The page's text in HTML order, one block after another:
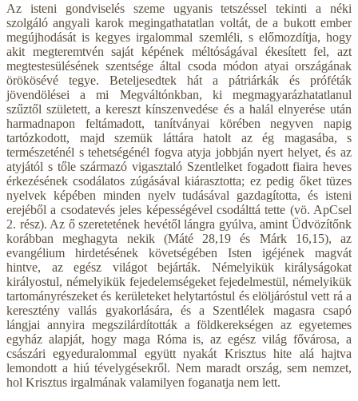
Az isteni gondviselés szeme ugyanis tetszéssel tekinti a néki
szolgáló angyali karok megingathatatlan voltát, de a bukott ember
megújhodását is kegyes irgalommal szemléli, s előmozdítja, hogy
akit megteremtvén saját képének méltóságával ékesített fel, azt
megtestesülésének szentsége által csoda módon atyai országának
örökösévé tegye. Beteljesedtek hát a pátriárkák és próféták
jövendölései a mi Megváltónkban, ki megmagyarázhatatlanul
szűztől született, a kereszt kínszenvedése és a halál elnyerése után
harmadnapon feltámadott, tanítványai körében negyven napig
tartózkodott, majd szemük láttára hatolt az ég magasába, s
természeténél s tehetségénél fogva atyja jobbján nyert helyet, és az
atyjától s tőle származó vigasztaló Szentlelket fogadott fiaira heves
érkezésének csodálatos zúgásával kiárasztotta; ez pedig őket tüzes
nyelvek képében minden nyelv tudásával gazdagította, és isteni
erejéből a csodatevés jeles képességével csodálttá tette (vö. ApCsel
2. rész). Az ő szeretetének hevétől lángra gyúlva, amint Üdvözítőnk
korábban meghagyta nekik (Máté 28,19 és Márk 16,15), az
evangélium hirdetésének követségében Isten igéjének magvát
hintve, az egész világot bejárták. Némelyikük királyságokat
királyostul, némelyikük fejedelemségeket fejedelmestül, némelyikük
tartományrészeket és kerületeket helytartóstul és elöljáróstul vett rá a
keresztény vallás gyakorlására, és a Szentlélek magasra csapó
lángjai annyira megszilárdították a földkerekségen az egyetemes
egyház alapját, hogy maga Róma is, az egész világ fővárosa, a
császári egyeduralommal együtt nyakát Krisztus hite alá hajtva
lemondott a hiú tévelygésekről. Nem maradt ország, sem nemzet,
hol Krisztus irgalmának valamilyen foganatja nem lett.